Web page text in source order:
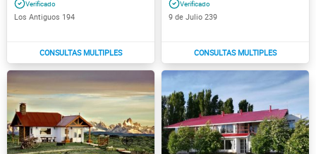
Los Antiguos 194 9 de Julio 239